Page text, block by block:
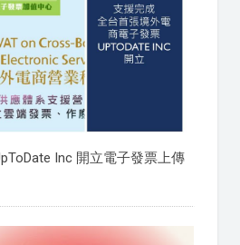
Inc 開立電子發票上傳